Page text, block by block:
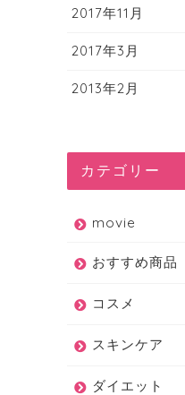
2017年11月
2017年3月
2013年2月
カテゴリー
movie
おすすめ商品
コスメ
スキンケア
ダイエット